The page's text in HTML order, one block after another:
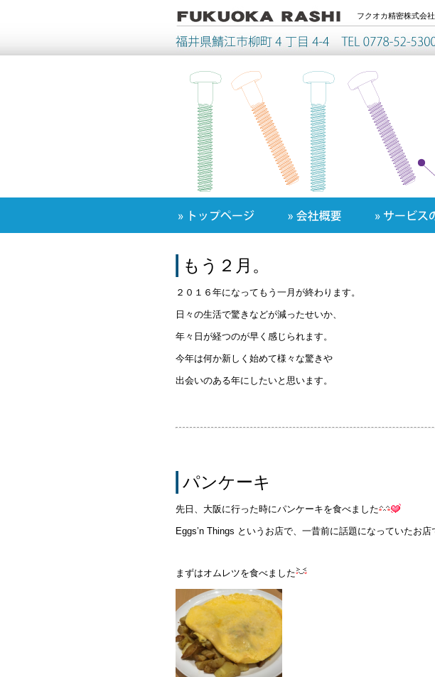
フクオカ精密株式会
もう２月。
２０１６年になってもう一月が終わります。
日々の生活で驚きなどが減ったせいか、
年々日が経つのが早く感じられます。
今年は何か新しく始めて様々な驚きや
出会いのある年にしたいと思います。
パンケーキ
先日、大阪に行った時にパンケーキを食べました
Eggs’n Things というお店で、一昔前に話題になっていたお店
まずはオムレツを食べました